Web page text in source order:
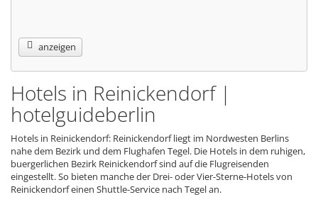
anzeigen
Hotels in Reinickendorf |
hotelguideberlin
Hotels in Reinickendorf: Reinickendorf liegt im Nordwesten Berlins
nahe dem Bezirk und dem Flughafen Tegel. Die Hotels in dem ruhigen,
buergerlichen Bezirk Reinickendorf sind auf die Flugreisenden
eingestellt. So bieten manche der Drei- oder Vier-Sterne-Hotels von
Reinickendorf einen Shuttle-Service nach Tegel an.